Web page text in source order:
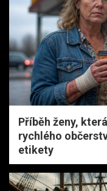
Příběh ženy,
rychlého
etikety